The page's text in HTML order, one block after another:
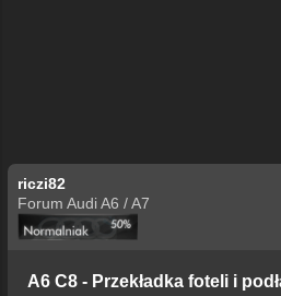
riczi82
Forum Audi A6 / A7
A6 C8 - Przekładka foteli i